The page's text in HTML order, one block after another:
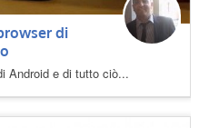
di
Android e di tutto ciò...